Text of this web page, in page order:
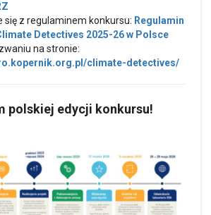
się z regulaminem konkursu: Regulamin
Detectives 2025-26 w Polsce
na stronie:
climate-detectives/
polskiej edycji konkursu!